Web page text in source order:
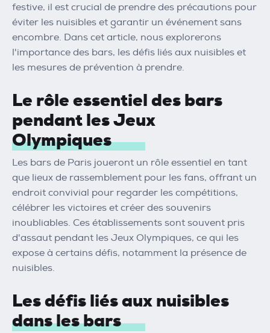
festive, il est crucial de prendre des précautions pour
éviter les nuisibles et garantir un événement sans
encombre. Dans cet article, nous explorerons
l'importance des bars, les défis liés aux nuisibles et
les mesures de prévention à prendre.
Le rôle essentiel des bars
pendant les Jeux
Olympiques
Les bars de Paris joueront un rôle essentiel en tant
que lieux de rassemblement pour les fans, offrant un
endroit convivial pour regarder les compétitions,
célébrer les victoires et créer des souvenirs
inoubliables. Ces établissements sont souvent pris
d'assaut pendant les Jeux Olympiques, ce qui les
expose à certains défis, notamment la présence de
nuisibles.
Les défis liés aux nuisibles
dans les bars